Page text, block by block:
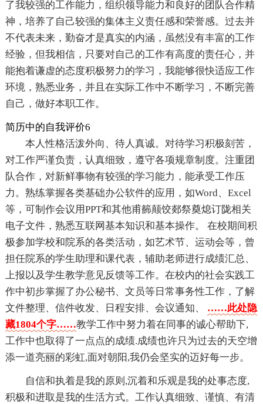
了我较强的工作能力，组织领导能力和良好的团队合作精
神，培养了自己较强的集体主义责任感和荣誉感。过去并
不代表未来，勤奋才是真实的内涵，虽然没有丰富的工作
经验，但我相信，只要对自己的工作有高度的责任心，并
能抱着谦虚的态度积极努力的学习，我能够很快适应工作
环境，熟悉业务，并且在实际工作中不断学习，不断完善
自己，做好本职工作。
简历中的自我评价6
本人性格活泼外向、待人真诚。对待学习积极刻苦，
对工作严谨负责，认真细致，遵守各项规章制度。注重团
队合作，对新鲜事物有较强的学习能力，能承受工作压
力。熟练掌握各类基础办公软件的应用，如Word、Excel
等，可制作会议用PPT和其他甫籂颠饺郯祭奠熄订陇相关
电子文件，熟悉互联网基本知识和基本操作。 在校期间积
极参加学校和院系的各类活动，如艺术节、运动会等，曾
担任院系的学生助理和课代表，辅助老师进行成绩汇总、
上报以及学生教学意见反馈等工作。在校内的社会实践工
作中初步掌握了办公秘书、文员等日常事务性工作，了解
文件整理、信件收发、日程安排、会议通知、 ……此处隐
藏1804个字……教学工作中努力着在同事的诚心帮助下,
工作中也取得了一点点的成绩.成绩也许只为过去的天空增
添一道亮丽的彩虹,面对朝阳,我仍会坚实的迈好每一步。
自信和执着是我的原则,沉着和乐观是我的处事态度,
积极和进取是我的生活方式。工作认真细致、谨慎、有清